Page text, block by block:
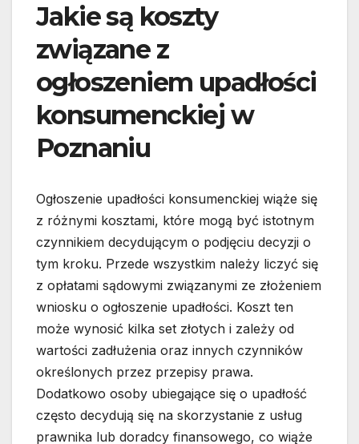
Jakie są koszty
związane z
ogłoszeniem upadłości
konsumenckiej w
Poznaniu
Ogłoszenie upadłości konsumenckiej wiąże się
z różnymi kosztami, które mogą być istotnym
czynnikiem decydującym o podjęciu decyzji o
tym kroku. Przede wszystkim należy liczyć się
z opłatami sądowymi związanymi ze złożeniem
wniosku o ogłoszenie upadłości. Koszt ten
może wynosić kilka set złotych i zależy od
wartości zadłużenia oraz innych czynników
określonych przez przepisy prawa.
Dodatkowo osoby ubiegające się o upadłość
często decydują się na skorzystanie z usług
prawnika lub doradcy finansowego, co wiąże